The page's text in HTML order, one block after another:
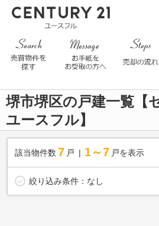
堺市堺区の戸建一覧【
ユースフル】
該当物件数 7 戸 1～7 戸を表示
絞り込み条件： なし